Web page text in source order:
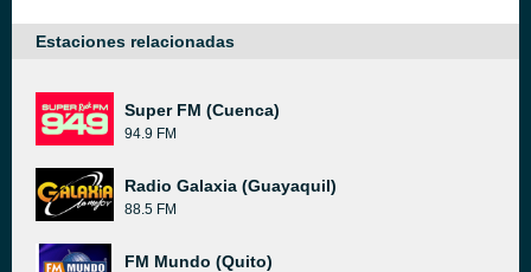
Estaciones relacionadas
Super FM (Cuenca)
94.9 FM
Radio Galaxia (Guayaquil)
88.5 FM
FM Mundo (Quito)